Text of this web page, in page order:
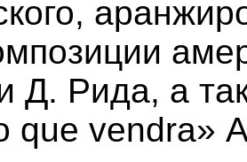
Д. Рида, а
que vendra»